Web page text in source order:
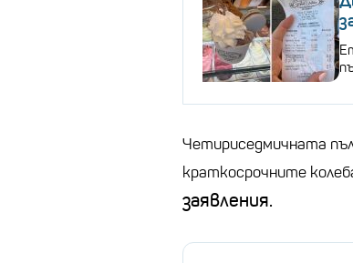
Четириседмичната
краткосрочните
заявления.